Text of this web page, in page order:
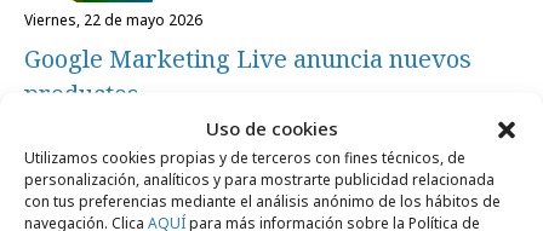
Uso de cookies
Utilizamos cookies propias y de terceros con fines técnicos, de
personalización, analíticos y para mostrarte publicidad relacionada
con tus preferencias mediante el análisis anónimo de los hábitos de
navegación. Clica AQUÍpara más información sobre la Política de
viernes, 22 de mayo 2026
Google Marketing Live anuncia nuevos
productos
Internacional